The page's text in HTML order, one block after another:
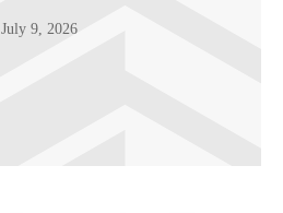
July 9, 2026